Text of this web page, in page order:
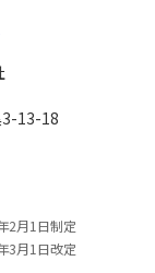
13-18
2月1日制定
3月1日改定